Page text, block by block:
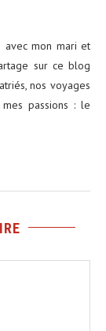
avec mon mari et
sur ce blog
nos voyages
passions : le